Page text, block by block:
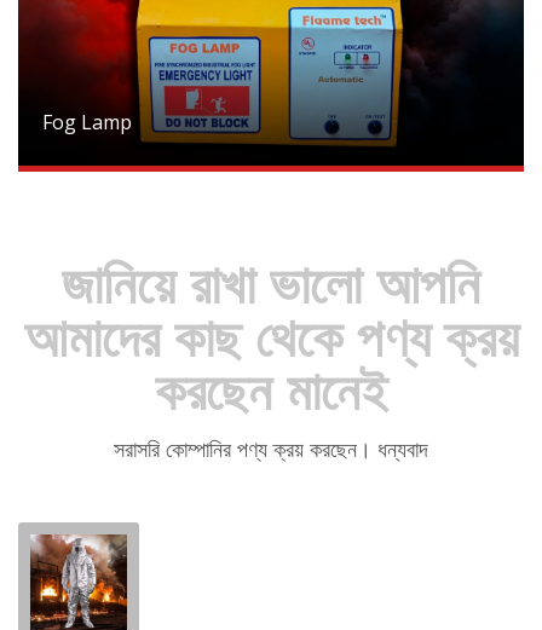
Fog Lamp
জানিয়ে রাখা ভালো আপনি
আমাদের কাছ থেকে পণ্য ক্রয়
করছেন মানেই
সরাসরি কোম্পানির পণ্য ক্রয় করছেন। ধন্যবাদ